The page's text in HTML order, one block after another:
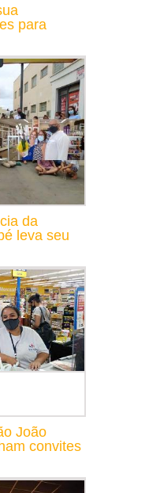
para
da
leva seu
João
convites